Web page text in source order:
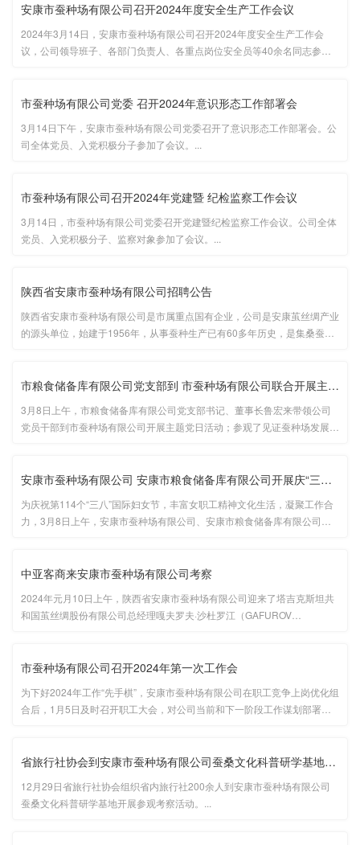
安康市蚕种场有限公司召开2024年度安全生产工作会议
2024年3月14日，安康市蚕种场有限公司召开2024年度安全生产工作会
议，公司领导班子、各部门负责人、各重点岗位安全员等40余名同志参加
市蚕种场有限公司党委 召开2024年意识形态工作部署会
3月14日下午，安康市蚕种场有限公司党委召开了意识形态工作部署会。公
司全体党员、入党积极分子参加了会议。...
市蚕种场有限公司召开2024年党建暨 纪检监察工作会议
3月14日，市蚕种场有限公司党委召开党建暨纪检监察工作会议。公司全体
党员、入党积极分子、监察对象参加了会议。...
陕西省安康市蚕种场有限公司招聘公告
陕西省安康市蚕种场有限公司是市属重点国有企业，公司是安康茧丝绸产业
的源头单位，始建于1956年，从事蚕种生产已有60多年历史，是集桑蚕母
市粮食储备库有限公司党支部到 市蚕种场有限公司联合开展主题党日···
3月8日上午，市粮食储备库有限公司党支部书记、董事长鲁宏来带领公司
党员干部到市蚕种场有限公司开展主题党日活动；参观了见证蚕种场发展历
安康市蚕种场有限公司 安康市粮食储备库有限公司开展庆“三八”联···
为庆祝第114个“三八”国际妇女节，丰富女职工精神文化生活，凝聚工作合
力，3月8日上午，安康市蚕种场有限公司、安康市粮食储备库有限公司联
中亚客商来安康市蚕种场有限公司考察
2024年元月10日上午，陕西省安康市蚕种场有限公司迎来了塔吉克斯坦共
和国茧丝绸股份有限公司总经理嘎夫罗夫·沙杜罗江（GAFUROV
市蚕种场有限公司召开2024年第一次工作会
为下好2024年工作“先手棋”，安康市蚕种场有限公司在职工竞争上岗优化组
合后，1月5日及时召开职工大会，对公司当前和下一阶段工作谋划部署。
省旅行社协会到安康市蚕种场有限公司蚕桑文化科普研学基地开展参···
12月29日省旅行社协会组织省内旅行社200余人到安康市蚕种场有限公司
蚕桑文化科普研学基地开展参观考察活动。...